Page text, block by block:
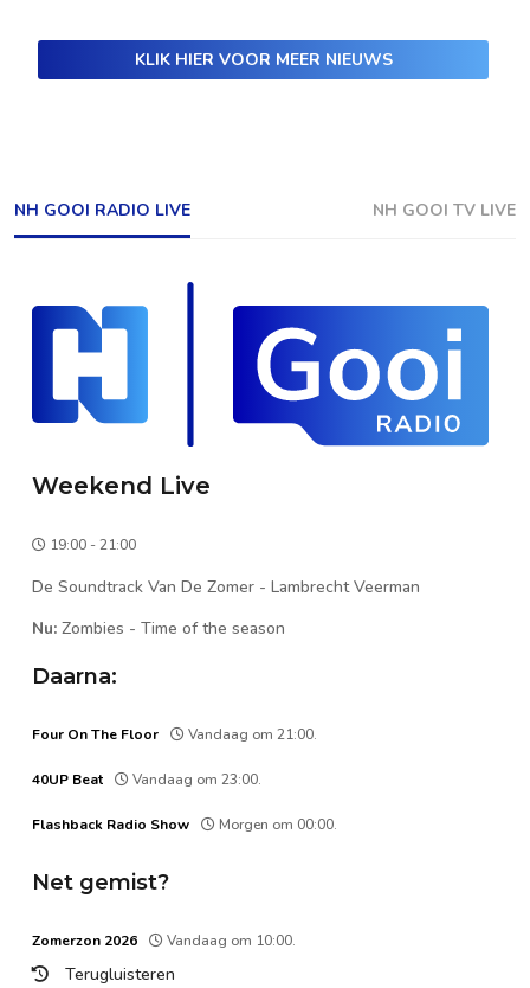
KLIK HIER VOOR MEER NIEUWS
NH GOOI RADIO LIVE NH GOOI TV LIVE
Weekend Live
19:00 - 21:00
De Soundtrack Van De Zomer - Lambrecht Veerman
Nu: Zombies - Time of the season
Daarna:
Four On The Floor Vandaag om 21:00.
40UP Beat Vandaag om 23:00.
Flashback Radio Show Morgen om 00:00.
Net gemist?
Zomerzon 2026 Vandaag om 10:00.
Terugluisteren